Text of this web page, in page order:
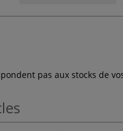
pas aux stocks de